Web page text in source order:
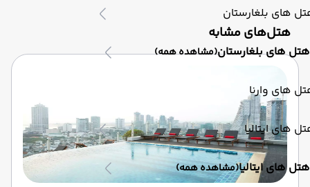
های بلغارستان
هتل های بلغارستان(مشاهده همه)
های وارنا
های ایتالیا
هتل های ایتالیا(مشاهده همه)
‌هتل‌های مشابه